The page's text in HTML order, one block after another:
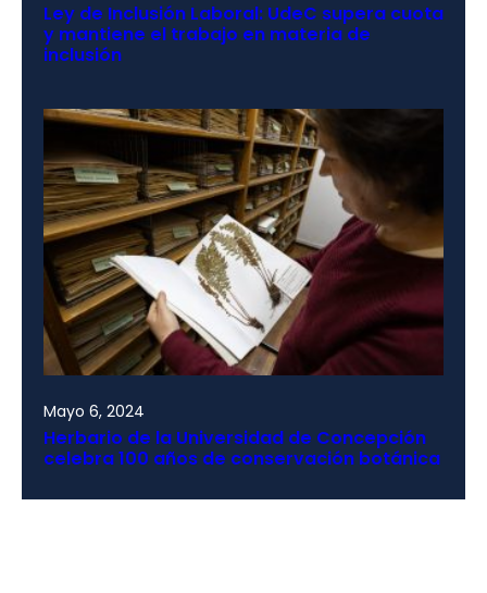
Ley de Inclusión Laboral: UdeC supera cuota
y mantiene el trabajo en materia de
inclusión
Mayo 6, 2024
Herbario de la Universidad de Concepción
celebra 100 años de conservación botánica